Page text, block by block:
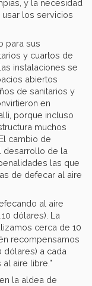
y la necesidad
los servicios
para sus
y cuartos de
instalaciones se
abiertos
de sanitarios y
en
porque incluso
muchos
cambio de
desarrollo de la
las que
de defecar al aire
al aire
dólares). La
cerca de 10
recompensamos
dólares) a cada
aire libre.”
la aldea de